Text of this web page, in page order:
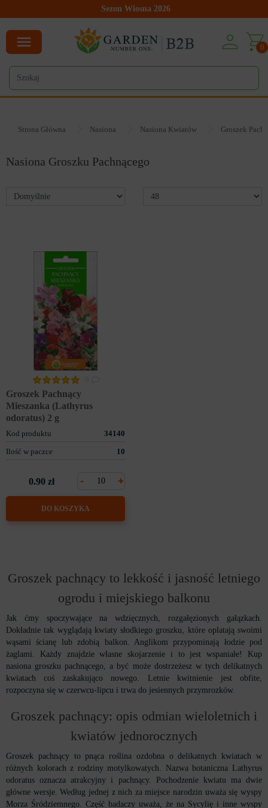
Sezon Wiosna 2026
0
Strona Główna Nasiona Nasiona Kwiatów Groszek
Nasiona Groszku Pachnącego
Groszek Pachnący
Mieszanka (Lathyrus
odoratus) 2 g
Kod produktu
34140
Ilość w paczce
10
0.90 zł +
-
DO KOSZYKA
Groszek pachnący to lekkość i jasność letniego
ogrodu i miejskiego balkonu
Jak ćmy spoczywające na wdzięcznych, rozgałęzionych gałązkach.
Dokładnie tak wyglądają kwiaty słodkiego groszku, które oplatają swoimi
wąsami ścianę lub zdobią balkon. Anglikom przypominają łodzie pod
żaglami. Każdy znajdzie własne skojarzenie i to jest wspaniałe! Kup
nasiona groszku pachnącego, a być może dostrzeżesz w tych delikatnych
kwiatach coś zaskakująco nowego. Letnie kwitnienie jest obfite,
rozpoczyna się w czerwcu-lipcu i trwa do jesiennych przymrozków.
Groszek pachnący: opis odmian wieloletnich i
kwiatów jednorocznych
Groszek pachnący to pnąca roślina ozdobna o delikatnych kwiatach w
różnych kolorach z rodziny motylkowatych. Nazwa botaniczna Lathyrus
odoratus oznacza atrakcyjny i pachnący. Pochodzenie kwiatu ma dwie
główne wersje. Według jednej z nich za miejsce narodzin uważa się wyspy
Morza Śródziemnego. Część badaczy uważa, że na Sycylię i inne wyspy